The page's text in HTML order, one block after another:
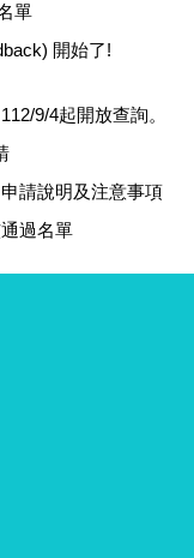
單
開始了!
9/4起開放查詢。
請說明及注意事項
過名單